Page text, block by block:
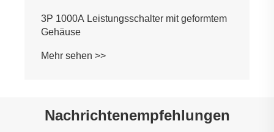
3P 1000A Leistungsschalter mit geformtem
Gehäuse
Mehr sehen >>
Nachrichtenempfehlungen